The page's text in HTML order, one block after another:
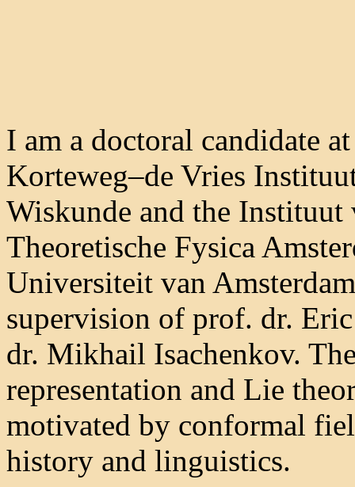
I am a doctoral candidate
Korteweg–de Vries
Wiskunde and the Instituut
Theoretische Fysica
Universiteit van
supervision of prof. dr.
dr. Mikhail Isachenkov.
representation and Lie
motivated by conformal
history and linguistics.